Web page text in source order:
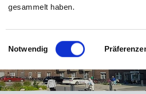
gesammelt haben.
Einwilligungsauswahl
Notwendig